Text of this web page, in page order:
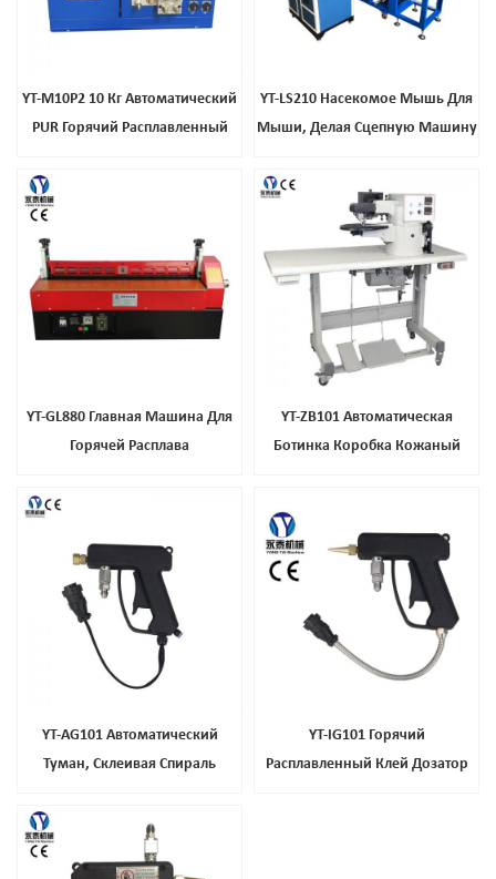
YT-M10P2 10 Кг Автоматический
PUR Горячий Расплавленный
Ламинирующей Машины
YT-LS210 Насекомое Мышь Для
Мыши, Делая Сцепную Машину
YT-GL880 Главная Машина Для
Горячей Расплава
YT-ZB101 Автоматическая
Ботинка Коробка Кожаный
YT-AG101 Автоматический
Туман, Склеивая Спираль
YT-IG101 Горячий
Расплавленный Клей Дозатор